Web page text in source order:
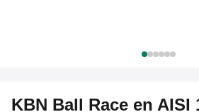
KBN Ball Race en AISI